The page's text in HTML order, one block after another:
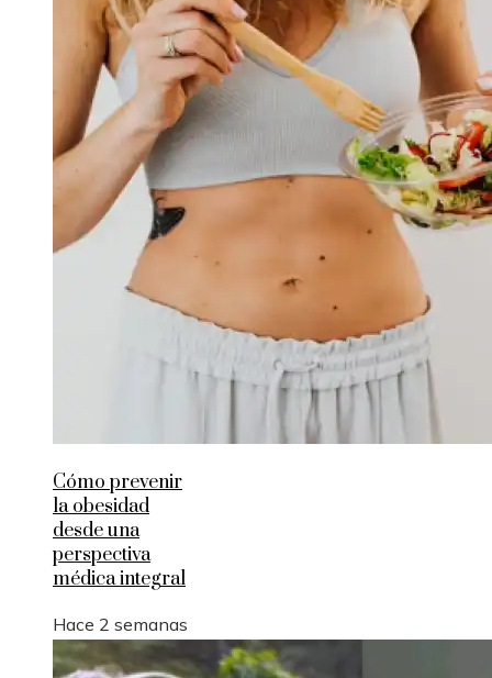
Cómo prevenir
la obesidad
desde una
perspectiva
médica integral
Hace 2 semanas